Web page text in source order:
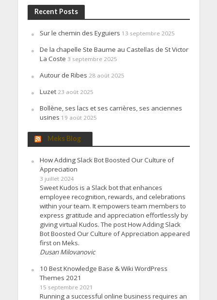
Recent Posts
Sur le chemin des Eyguiers 13 septembre 2025
De la chapelle Ste Baume au Castellas de St Victor
La Coste 3 septembre 2025
Autour de Ribes 28 août 2025
Luzet 23 août 2025
Bollène, ses lacs et ses carrières, ses anciennes
usines 19 août 2025
Meks Blog
How Adding Slack Bot Boosted Our Culture of
Appreciation
3 juillet 2024
Sweet Kudos is a Slack bot that enhances
employee recognition, rewards, and celebrations
within your team. It empowers team members to
express gratitude and appreciation effortlessly by
giving virtual Kudos. The post How Adding Slack
Bot Boosted Our Culture of Appreciation appeared
first on Meks.
Dusan Milovanovic
10 Best Knowledge Base & Wiki WordPress
Themes 2021
15 septembre 2021
Running a successful online business requires an